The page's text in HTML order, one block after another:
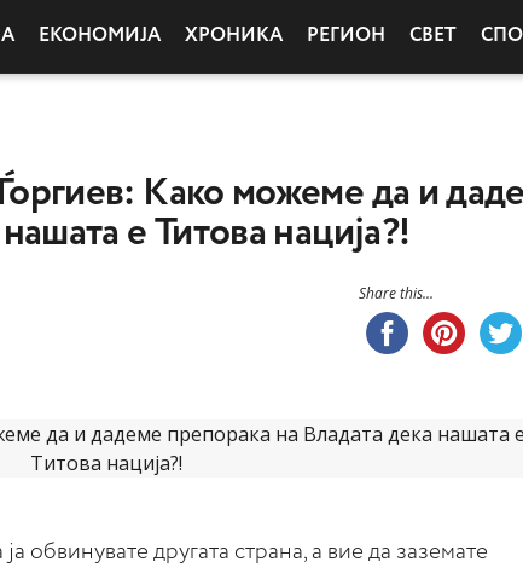
ЕКОНОМИЈА ХРОНИКА РЕГИОН СВЕТ
Како можеме да и
е Титова нација?!
Share this...
обвинувате другата страна, а вие да заземате